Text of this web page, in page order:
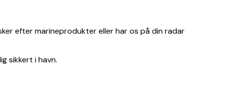
efter marineprodukter eller har os på din radar
sikkert i havn.